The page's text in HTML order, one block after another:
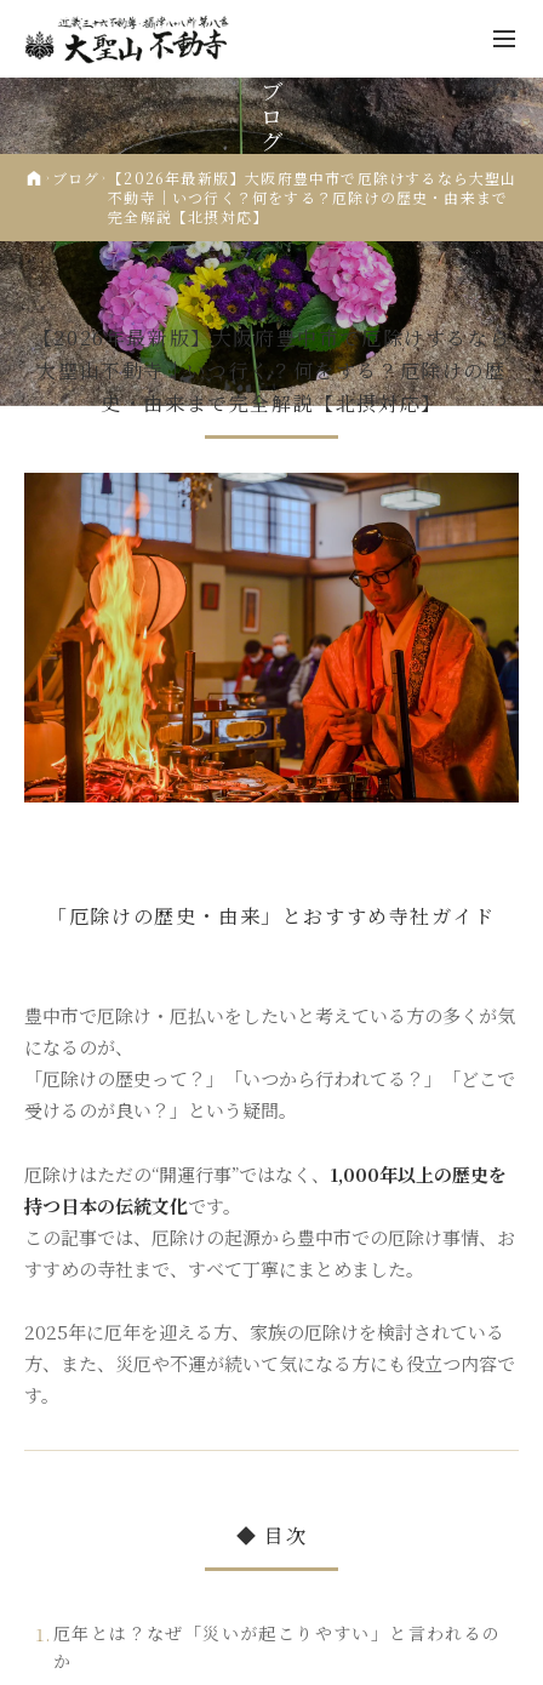
不動寺について
祈願
先祖供養
年中行事
仏像彫刻
納経・ご朱印
永代供養・納骨
ブログ
アクセス
お問い合わせ
ブ
ロ
グ
ブログ
【2026年最新版】大阪府豊中市で厄除けするなら大聖山
不動寺｜いつ行く？何をする？厄除けの歴史・由来まで
完全解説【北摂対応】
厄除祈願 2025.12.05
【2026年最新版】大阪府豊中市で厄除けするなら
大聖山不動寺｜いつ行く？何をする？厄除けの歴
史・由来まで完全解説【北摂対応】
「厄除けの歴史・由来」とおすすめ寺社ガイド
豊中市で厄除け・厄払いをしたいと考えている方の多くが気
になるのが、
「厄除けの歴史って？」「いつから行われてる？」「どこで
受けるのが良い？」という疑問。
厄除けはただの“開運行事”ではなく、 1,000年以上の歴史を
持つ日本の伝統文化です。
この記事では、厄除けの起源から豊中市での厄除け事情、お
すすめの寺社まで、すべて丁寧にまとめました。
2025年に厄年を迎える方、家族の厄除けを検討されている
方、また、災厄や不運が続いて気になる方にも役立つ内容で
す。
◆ 目次
厄年とは？なぜ「災いが起こりやすい」と言われるの
か